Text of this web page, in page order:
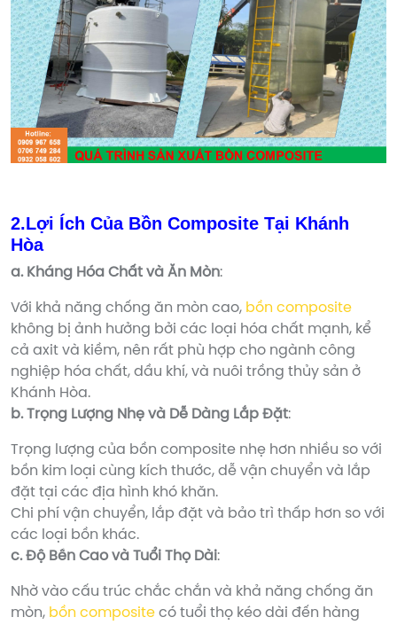
2.Lợi Ích Của Bồn Composite Tại Khánh
Hòa
a. Kháng Hóa Chất và Ăn Mòn:
Với khả năng chống ăn mòn cao, bồn composite
không bị ảnh hưởng bởi các loại hóa chất mạnh, kể
cả axit và kiềm, nên rất phù hợp cho ngành công
nghiệp hóa chất, dầu khí, và nuôi trồng thủy sản ở
Khánh Hòa.
b. Trọng Lượng Nhẹ và Dễ Dàng Lắp Đặt:
Trọng lượng của bồn composite nhẹ hơn nhiều so với
bồn kim loại cùng kích thước, dễ vận chuyển và lắp
đặt tại các địa hình khó khăn.
Chi phí vận chuyển, lắp đặt và bảo trì thấp hơn so với
các loại bồn khác.
c. Độ Bền Cao và Tuổi Thọ Dài:
Nhờ vào cấu trúc chắc chắn và khả năng chống ăn
mòn, bồn composite có tuổi thọ kéo dài đến hàng